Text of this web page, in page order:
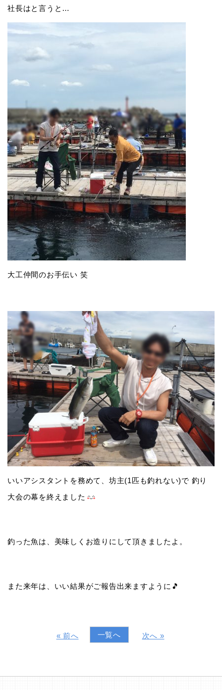
社長はと言うと…
大工仲間のお手伝い 笑
いいアシスタントを務めて、坊主(1匹も釣れない)で 釣り
大会の幕を終えました
釣った魚は、美味しくお造りにして頂きましたよ。
また来年は、いい結果がご報告出来ますように🎵
« 前へ 一覧へ 次へ »